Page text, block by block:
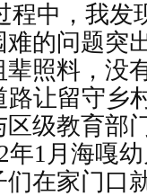
程中，我发
的问题突
照料，没
路让留守乡
级教育部
年1月海嘎
在家门口